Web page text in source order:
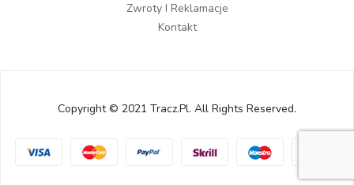
Zwroty I Reklamacje
Kontakt
Copyright © 2021 Tracz.pl. All Rights Reserved.